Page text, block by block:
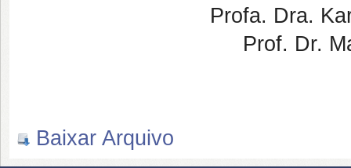
Profa. Dra.
Prof. Dr.
Baixar Arquivo